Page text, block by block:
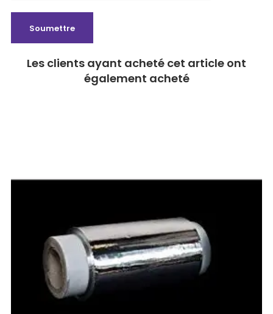
Les clients ayant acheté cet article ont
également acheté